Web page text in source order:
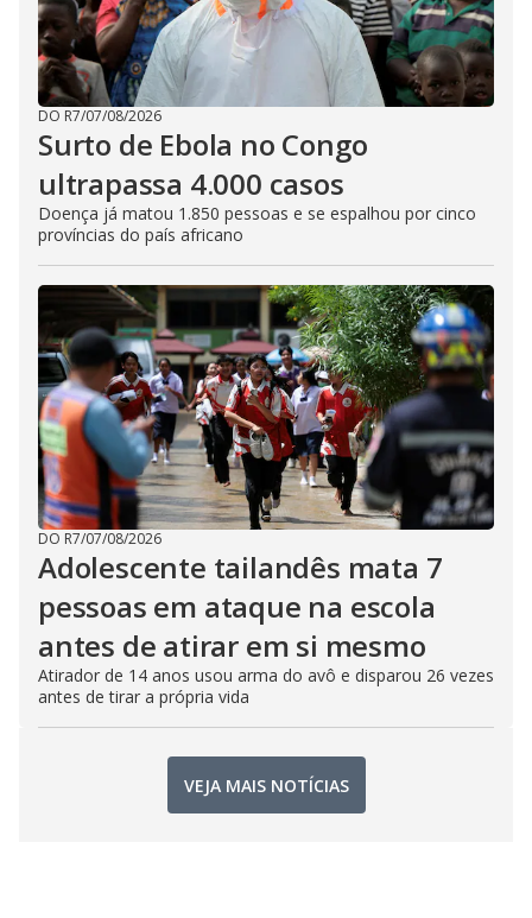
DO R7/07/08/2026
Surto de Ebola no Congo
ultrapassa 4.000 casos
Doença já matou 1.850 pessoas e se espalhou por cinco
províncias do país africano
DO R7/07/08/2026
Adolescente tailandês mata 7
pessoas em ataque na escola
antes de atirar em si mesmo
Atirador de 14 anos usou arma do avô e disparou 26 vezes
antes de tirar a própria vida
VEJA MAIS NOTÍCIAS